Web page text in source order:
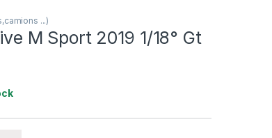
...)
M Sport 2019 1/18° Gt